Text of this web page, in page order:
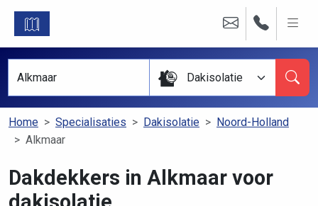
Dakisolatie
Home Specialisaties Dakisolatie
Noord-Holland
Alkmaar
Dakdekkers in Alkmaar voor